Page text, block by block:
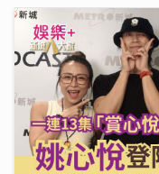
《梨事會》｜唐詩詠
回到舊居彩虹邨拍劇
29/07/2026